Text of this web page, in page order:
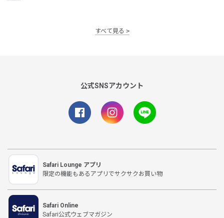
すべて見る
公式SNSアカウント
Safari Lounge アプリ
限定の機能もあるアプリでサクサクお買い物
Safari Online
Safari公式ウェブマガジン